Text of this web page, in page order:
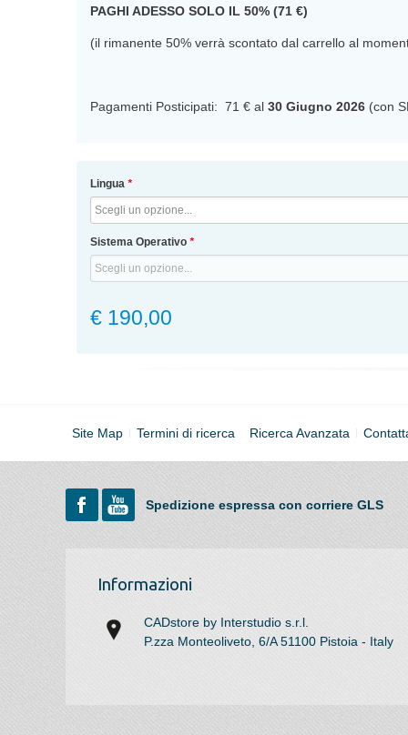
PAGHI ADESSO SOLO IL 50% (71 €)
(il rimanente 50% verrà scontato dal carrello al
Pagamenti Posticipati: 71 € al 30 Giugno 2026 (con
*
Lingua
*
Sistema Operativo
€ 190,00
Site Map Termini di ricerca Ricerca Avanzata
Spedizione espressa con corriere GLS
Informazioni
CADstore by Interstudio s.r.l.
P.zza Monteoliveto, 6/A 51100 Pistoia - Italy